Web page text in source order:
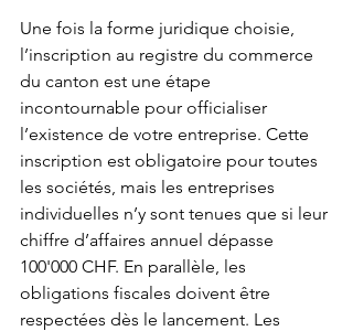
Une fois la forme juridique choisie,
l’inscription au registre du commerce
du canton est une étape
incontournable pour officialiser
l’existence de votre entreprise. Cette
inscription est obligatoire pour toutes
les sociétés, mais les entreprises
individuelles n’y sont tenues que si leur
chiffre d’affaires annuel dépasse
100'000 CHF. En parallèle, les
obligations fiscales doivent être
respectées dès le lancement. Les